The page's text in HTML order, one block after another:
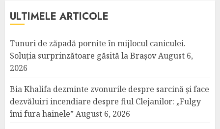
ULTIMELE ARTICOLE
Tunuri de zăpadă pornite în mijlocul caniculei.
Soluția surprinzătoare găsită la BrașovAugust 6,
2026
Bia Khalifa dezminte zvonurile despre sarcină și face
dezvăluiri incendiare despre fiul Clejanilor: „Fulgy
îmi fura hainele” August 6, 2026